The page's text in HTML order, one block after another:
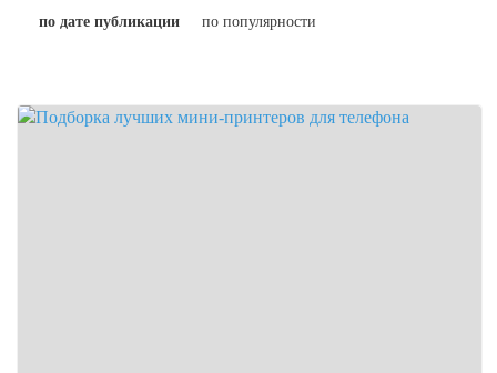
по дате публикации по популярности